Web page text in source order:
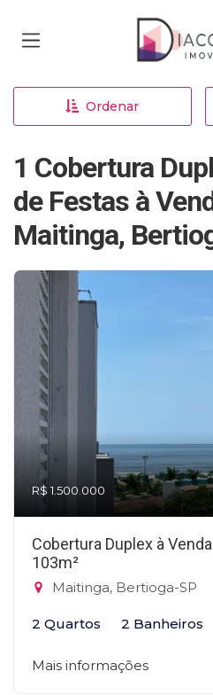
Página
Ordenar
1 Cobertura
de Festas à
Maitinga,
R$ 1.500.000
Cobertura Duplex à
103m²
Maitinga, Bertioga-SP
2 Quartos 2 Banheiros
Mais informações